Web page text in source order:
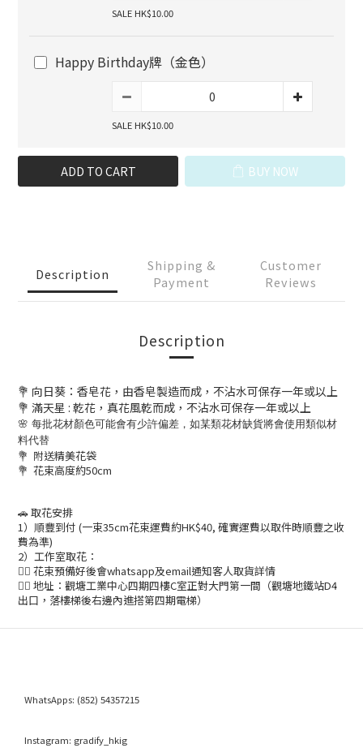
SALE HK$10.00
Happy Birthday牌（金色）
SALE HK$10.00
ADD TO CART BUY NOW
Description
Shipping &
Payment
Customer
Reviews
Description
💐 向日葵：香皂花，由香皂製造而成，不沾水可保存一年或以上
💐 滿天星 : 乾花 ，真花風乾而成，不沾水可保存一年或以上
🌸 每批花材顏色可能會有少許偏差，如某類花材缺貨將會使用類似材
料代替
💐 附送精美花袋
💐 花束高度約50cm
🚗 取花安排
1）順豐到付 (一束35cm花束運費約HK$40, 確實運費以取件時順豐之收
費為準)
2）工作室取花：
👉🏻 花束預備好後會whatsapp及email通知客人取貨詳情
👉🏻 地址：觀塘工業中心四期四樓C室正對大門第一間（觀塘地鐵站D4
出口，落樓梯後右邊內進搭第四期電梯）
WhatsApps: (852) 54357215
Instagram: gradify_hkig